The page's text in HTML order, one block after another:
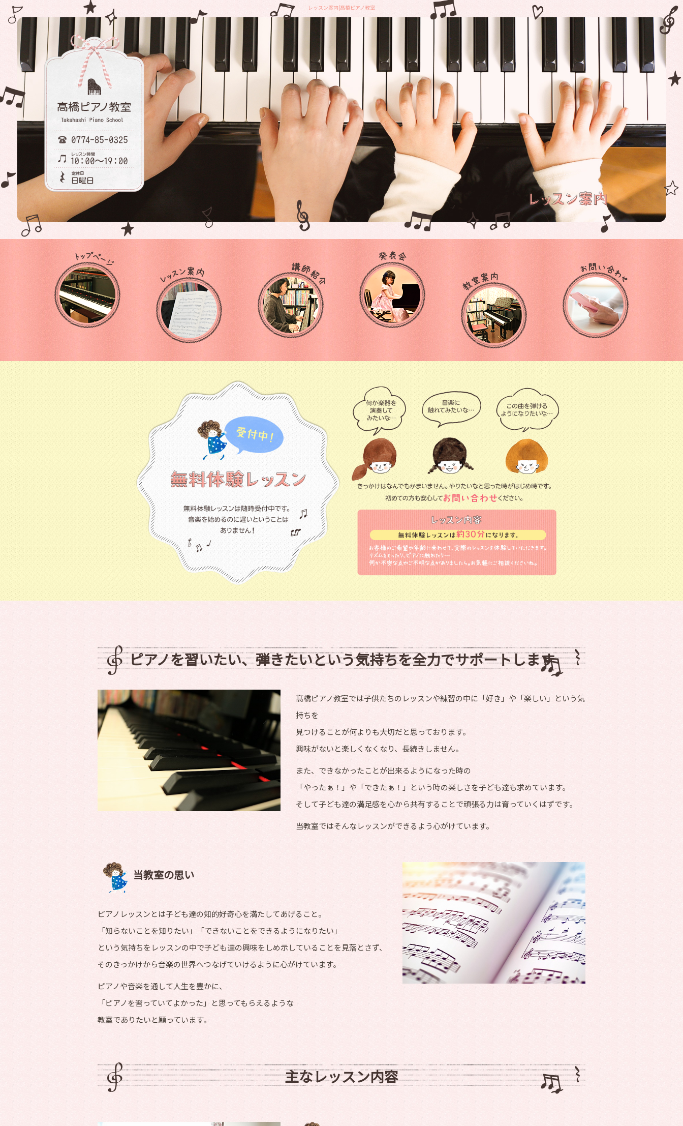
レッスン案内|髙橋ピアノ教室
ピアノを習いたい、弾きたいという気持ちを全力でサポートします
髙橋ピアノ教室では子供たちのレッスンや練習の中に「好き」や「楽しい」という気
持ちを
見つけることが何よりも大切だと思っております。
興味がないと楽しくなくなり、長続きしません。
また、できなかったことが出来るようになった時の
「やったぁ！」や「できたぁ！」という時の楽しさを子ども達も求めています。
そして子ども達の満足感を心から共有することで頑張る力は育っていくはずです。
当教室ではそんなレッスンができるよう心がけています。
当教室の思い
ピアノレッスンとは子ども達の知的好奇心を満たしてあげること。
「知らないことを知りたい」「できないことをできるようになりたい」
という気持ちをレッスンの中で子ども達の興味をしめ示していることを見落とさず、
そのきっかけから音楽の世界へつなげていけるように心がけています。
ピアノや音楽を通して人生を豊かに、
「ピアノを習っていてよかった」と思ってもらえるような
教室でありたいと願っています。
主なレッスン内容